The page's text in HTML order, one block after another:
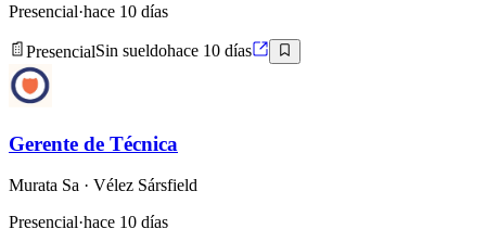
Presencial·hace 10 días
PresencialSin sueldohace 10 días
Gerente de Técnica
Murata Sa · Vélez Sársfield
Presencial·hace 10 días